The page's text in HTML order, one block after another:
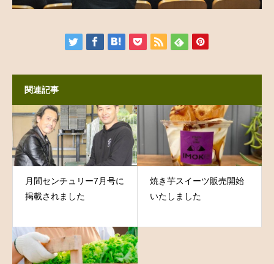
関連記事
月間センチュリー7月号に
掲載されました
焼き芋スイーツ販売開始
いたしました